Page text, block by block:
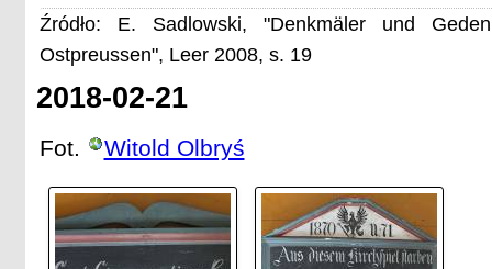
Źródło: E. Sadlowski, "Denkmäler und
Ostpreussen", Leer 2008, s. 19
2018-02-21
Fot. Witold Olbryś